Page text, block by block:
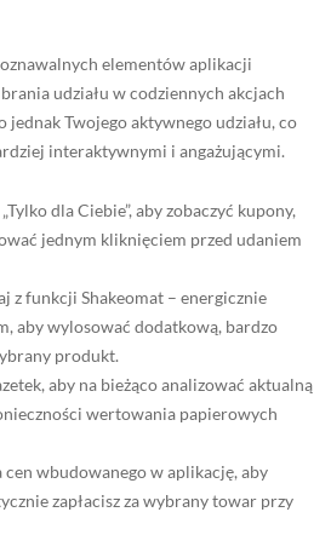
elementów aplikacji
udziału w codziennych akcjach
Twojego aktywnego udziału, co
interaktywnymi i angażującymi.
dla Ciebie”, aby zobaczyć kupony,
jednym kliknięciem przed udaniem
z funkcji Shakeomat – energicznie
aby wylosować dodatkową, bardzo
produkt.
aby na bieżąco analizować aktualną
wertowania papierowych
cen wbudowanego w aplikację, aby
zapłacisz za wybrany towar przy